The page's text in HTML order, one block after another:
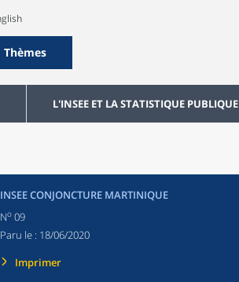
Thèmes
L'INSEE ET LA STATISTIQUE PUBLIQUE
INSEE CONJONCTURE MARTINIQUE
No 09
Paru le : 18/06/2020
Imprimer